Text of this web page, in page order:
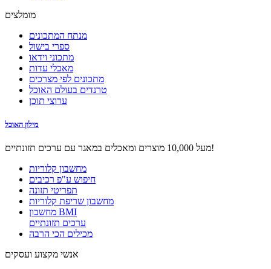
מומלצים
מנתח המתכונים
ספרי בישול
מתכוני וידאו
מאכלי עדות
מתכונים לפי מצרכים
טרנדים בעולם האוכל
ערוצי תוכן
מילון האוכל
מעל 10,000 מוצרים ומאכלים במאגר עם ערכים תזונתיים!
מחשבון קלוריות
חיפוש ע"פ רכיבים
תפריטי תזונה
מחשבון שריפת קלוריות
מחשבון BMI
ערכים תזונתיים
מכילים הכי הרבה
אנשי מקצוע ועסקים